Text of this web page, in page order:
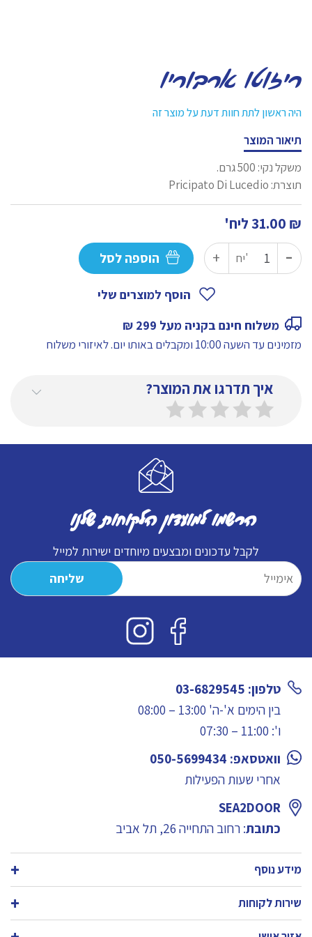
ריזוטו ארבוריו
היה ראשון לתת חוות דעת על מוצר זה
תיאור המוצר
משקל נקי: 500 גרם.
תוצרת: Pricipato Di Lucedio
31.00 ₪ ליח'
-
כמות
של
יח' + הוספה לסל
הוסף למוצרים שלי
משלוח חינם בקניה מעל 299 ₪
מזמינים עד השעה 10:00 ומקבלים באותו יום. לאיזורי משלוח
איך תדרגו את המוצר?
הרשמו למועדון הלקוחות שלנו
לקבל עדכונים ומבצעים מיוחדים ישירות למייל
טלפון: 03-6829545
בין הימים א'-ה' 13:00 – 08:00
ו': 11:00 – 07:30
וואטסאפ: 050-5699434
אחרי שעות הפעילות
SEA2DOOR
כתובת: רחוב התחייה 26, תל אביב
מידע נוסף
שירות לקוחות